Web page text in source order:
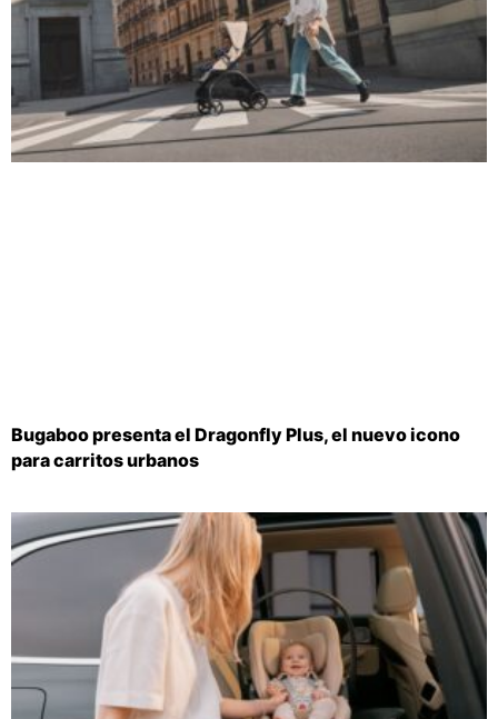
Bugaboo presenta el Dragonfly Plus, el nuevo icono
para carritos urbanos